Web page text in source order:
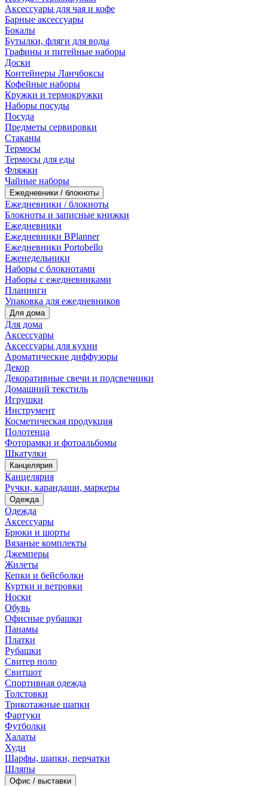
Аксессуары для чая и кофе
Барные аксессуары
Бокалы
Бутылки, фляги для воды
Графины и питейные наборы
Доски
Контейнеры Ланчбоксы
Кофейные наборы
Кружки и термокружки
Наборы посуды
Посуда
Предметы сервировки
Стаканы
Термосы
Термосы для еды
Фляжки
Чайные наборы
Ежедневники / блокноты
Ежедневники / блокноты
Блокноты и записные книжки
Ежедневники
Ежедневники BPlanner
Ежедневники Portobello
Еженедельники
Наборы с блокнотами
Наборы с ежедневниками
Планинги
Упаковка для ежедневников
Для дома
Для дома
Аксессуары
Аксессуары для кухни
Ароматические диффузоры
Декор
Декоративные свечи и подсвечники
Домашний текстиль
Игрушки
Инструмент
Косметическая продукция
Полотенца
Фоторамки и фотоальбомы
Шкатулки
Канцелярия
Канцелярия
Ручки, карандаши, маркеры
Одежда
Одежда
Аксессуары
Брюки и шорты
Вязаные комплекты
Джемперы
Жилеты
Кепки и бейсболки
Куртки и ветровки
Носки
Обувь
Офисные рубашки
Панамы
Платки
Рубашки
Свитер поло
Свитшот
Спортивная одежда
Толстовки
Трикотажные шапки
Фартуки
Футболки
Халаты
Худи
Шарфы, шапки, перчатки
Шляпы
Офис / выставки